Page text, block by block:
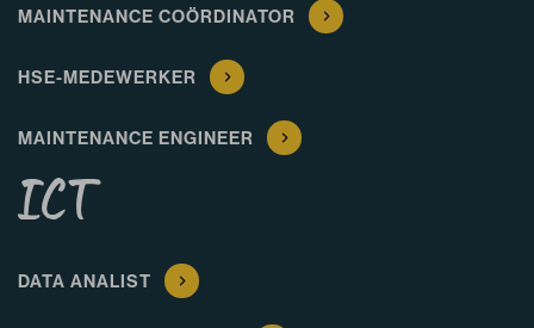
MAINTENANCE COÖRDINATOR
HSE-MEDEWERKER
MAINTENANCE ENGINEER
ICT
DATA ANALIST